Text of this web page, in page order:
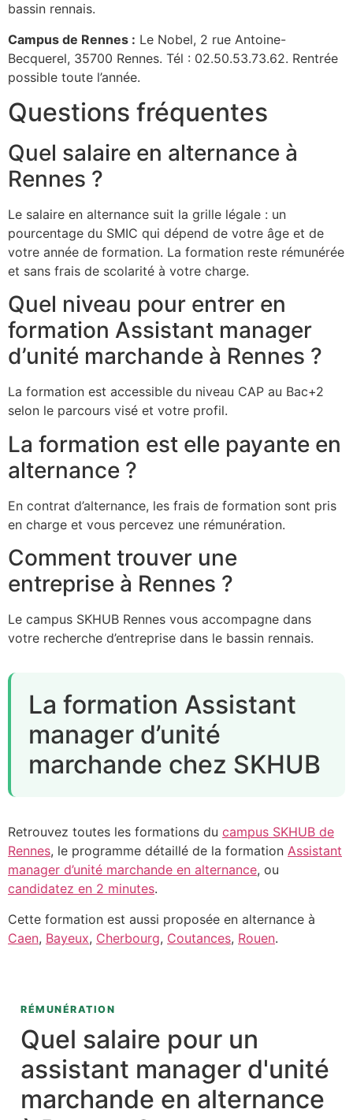
bassin rennais.
Campus de Rennes : Le Nobel, 2 rue Antoine-
Becquerel, 35700 Rennes. Tél : 02.50.53.73.62. Rentrée
possible toute l’année.
Questions fréquentes
Quel salaire en alternance à
Rennes ?
Le salaire en alternance suit la grille légale : un
pourcentage du SMIC qui dépend de votre âge et de
votre année de formation. La formation reste rémunérée
et sans frais de scolarité à votre charge.
Quel niveau pour entrer en
formation Assistant manager
d’unité marchande à Rennes ?
La formation est accessible du niveau CAP au Bac+2
selon le parcours visé et votre profil.
La formation est elle payante en
alternance ?
En contrat d’alternance, les frais de formation sont pris
en charge et vous percevez une rémunération.
Comment trouver une
entreprise à Rennes ?
Le campus SKHUB Rennes vous accompagne dans
votre recherche d’entreprise dans le bassin rennais.
La formation Assistant
manager d’unité
marchande chez SKHUB
Retrouvez toutes les formations du campus SKHUB de
Rennes, le programme détaillé de la formation Assistant
manager d’unité marchande en alternance, ou
candidatez en 2 minutes.
Cette formation est aussi proposée en alternance à
Caen, Bayeux, Cherbourg, Coutances, Rouen.
RÉMUNÉRATION
Quel salaire pour un
assistant manager d'unité
marchande en alternance